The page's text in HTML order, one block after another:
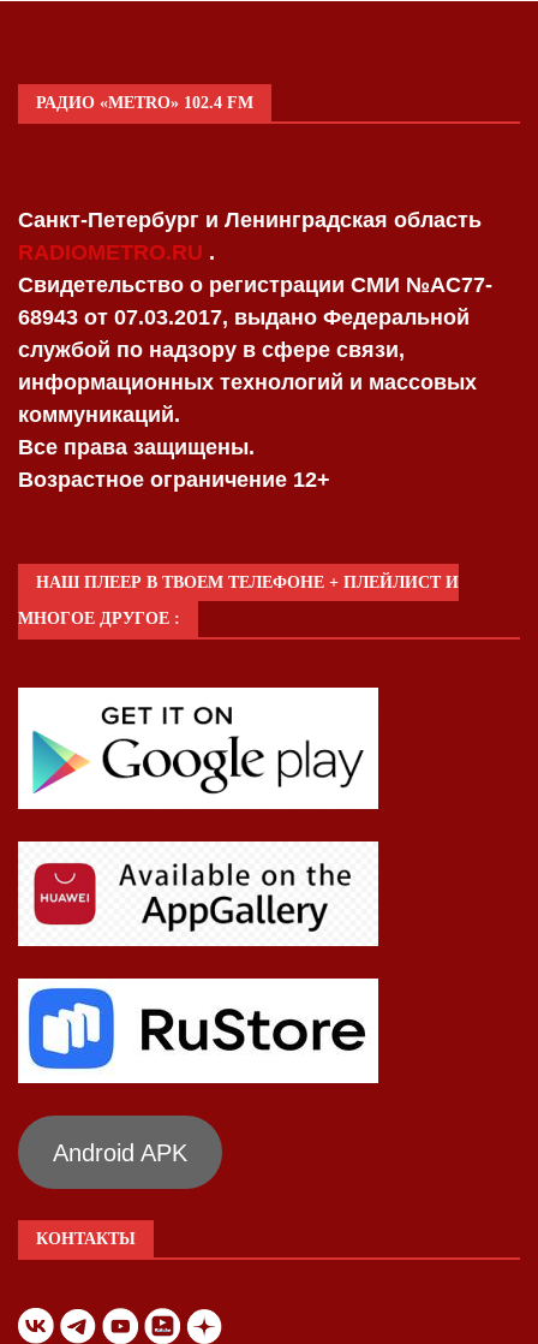
РАДИО «METRO» 102.4 FM
Санкт-Петербург и Ленинградская область
RADIOMETRO.RU .
Свидетельство о регистрации СМИ №AC77-
68943 от 07.03.2017, выдано Федеральной
службой по надзору в сфере связи,
информационных технологий и массовых
коммуникаций.
Все права защищены.
Возрастное ограничение 12+
НАШ ПЛЕЕР В ТВОЕМ ТЕЛЕФОНЕ + ПЛЕЙЛИСТ И
МНОГОЕ ДРУГОЕ :
Android APK
КОНТАКТЫ